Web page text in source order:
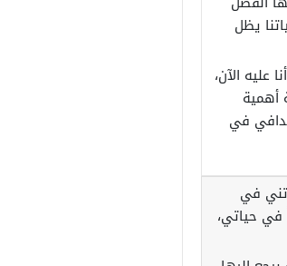
يظل
الآن،
أهمية
في
في
في حياتي،